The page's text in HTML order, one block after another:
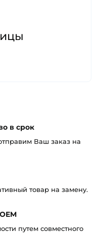
в срок
Ваш заказ на
товар на замену.
путем совместного